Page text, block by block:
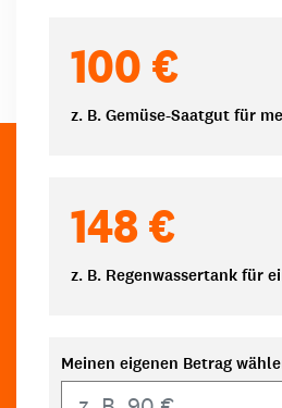
100 €
z. B. Gemüse-Saatgut für
148 €
z. B. Regenwassertank für
Meinen eigenen Betrag